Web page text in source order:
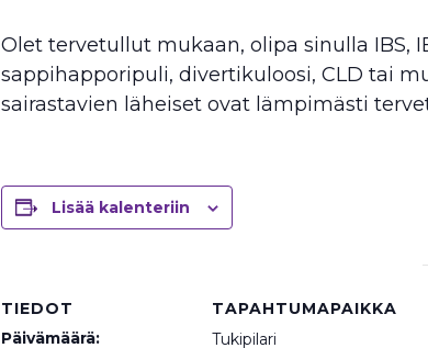
Olet tervetullut mukaan, olipa sinulla IBS,
sappihapporipuli, divertikuloosi, CLD tai
sairastavien läheiset ovat lämpimästi
Lisää kalenteriin
TIEDOT
Päivämäärä:
TAPAHTUMAPAIKKA
Tukipilari